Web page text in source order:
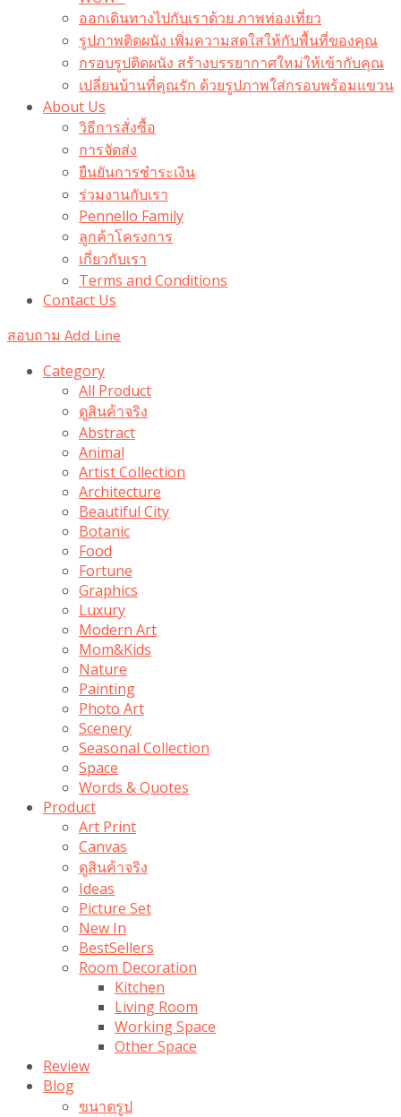
ออกเดินทางไปกับเราด้วย ภาพท่องเที่ยว
รูปภาพติดผนัง เพิ่มความสดใสให้กับพื้นที่ของคุณ
กรอบรูปติดผนัง สร้างบรรยากาศใหม่ให้เข้ากับคุณ
เปลี่ยนบ้านที่คุณรัก ด้วยรูปภาพใส่กรอบพร้อมแขวน​
About Us
วิธีการสั่งซื้อ
การจัดส่ง
ยืนยันการชำระเงิน
ร่วมงานกับเรา
Pennello Family
ลูกค้าโครงการ
เกี่ยวกับเรา
Terms and Conditions
Contact Us
สอบถาม Add Line
Category
All Product
ดูสินค้าจริง
Abstract
Animal
Artist Collection
Architecture
Beautiful City
Botanic
Food
Fortune
Graphics
Luxury
Modern Art
Mom&Kids
Nature
Painting
Photo Art
Scenery
Seasonal Collection
Space
Words & Quotes
Product
Art Print
Canvas
ดูสินค้าจริง
Ideas
Picture Set
New In
BestSellers
Room Decoration
Kitchen
Living Room
Working Space
Other Space
Review
Blog
ขนาดรูป